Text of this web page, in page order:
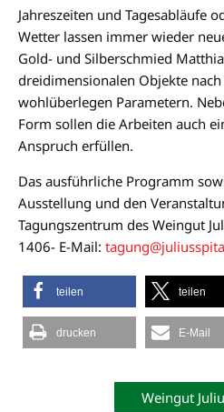
Jahreszeiten und Tagesabläufe
Wetter lassen immer wieder
Gold- und Silberschmied
dreidimensionalen Objekte
wohlüberlegen Parametern.
Form sollen die Arbeiten auch
Anspruch erfüllen.
Das ausführliche Programm
Ausstellung und den
Tagungszentrum des Weingut
1406- E-Mail:
teilen teilen
drucken E-Mail
Weingut